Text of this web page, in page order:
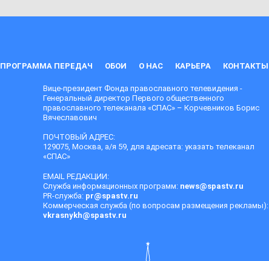
ПРОГРАММА ПЕРЕДАЧ ОБОИ О НАС КАРЬЕРА КОНТАКТЫ
Вице-президент Фонда православного телевидения -
Генеральный директор Первого общественного
православного телеканала «СПАС» – Корчевников Борис
Вячеславович
ПОЧТОВЫЙ АДРЕС:
129075, Москва, а/я 59, для адресата: указать телеканал
«СПАС»
EMAIL РЕДАКЦИИ:
Служба информационных программ: news@spastv.ru
PR-служба: pr@spastv.ru
Коммерческая служба (по вопросам размещения рекламы):
vkrasnykh@spastv.ru